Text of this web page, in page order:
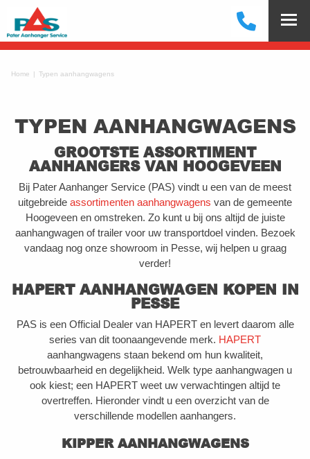
Home Typen aanhangwagens
TYPEN AANHANGWAGENS
GROOTSTE ASSORTIMENT
AANHANGERS VAN HOOGEVEEN
Bij Pater Aanhanger Service (PAS) vindt u een van de meest
uitgebreide assortimenten aanhangwagens van de gemeente
Hoogeveen en omstreken. Zo kunt u bij ons altijd de juiste
aanhangwagen of trailer voor uw transportdoel vinden. Bezoek
vandaag nog onze showroom in Pesse, wij helpen u graag
verder!
HAPERT AANHANGWAGEN KOPEN IN
PESSE
PAS is een Official Dealer van HAPERT en levert daarom alle
series van dit toonaangevende merk. HAPERT
aanhangwagens staan bekend om hun kwaliteit,
betrouwbaarheid en degelijkheid. Welk type aanhangwagen u
ook kiest; een HAPERT weet uw verwachtingen altijd te
overtreffen. Hieronder vindt u een overzicht van de
verschillende modellen aanhangers.
KIPPER AANHANGWAGENS